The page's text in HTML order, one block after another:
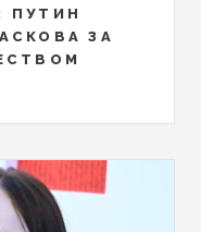
ПУТИН
ЗА